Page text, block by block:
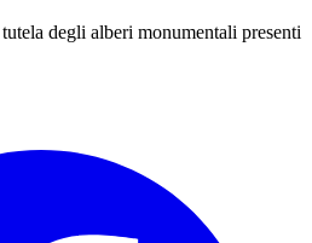
degli alberi monumentali presenti